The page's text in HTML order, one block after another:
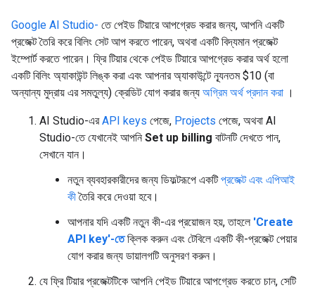
Google AI Studio- তে পেইড টিয়ারে আপগ্রেড করার জন্য, আপনি একটি
প্রজেক্ট তৈরি করে বিলিং সেট আপ করতে পারেন, অথবা একটি বিদ্যমান প্রজেক্ট
ইম্পোর্ট করতে পারেন। ফ্রি টিয়ার থেকে পেইড টিয়ারে আপগ্রেড করার অর্থ হলো
একটি বিলিং অ্যাকাউন্ট লিঙ্ক করা এবং আপনার অ্যাকাউন্টে ন্যূনতম $10 (বা
অন্যান্য মুদ্রায় এর সমতুল্য) ক্রেডিট যোগ করার জন্য অগ্রিম অর্থ প্রদান করা ।
AI Studio-এরAPI keys পেজে, Projects পেজে, অথবা AI
Studio-তে যেখানেই আপনি Set up billing বাটনটি দেখতে পান,
সেখানে যান।
নতুন ব্যবহারকারীদের জন্য ডিফল্টরূপে একটিপ্রজেক্ট এবং এপিআই
কীতৈরি করে দেওয়া হবে।
আপনার যদি একটি নতুন কী-এর প্রয়োজন হয়, তাহলে 'Create
API key'-তেক্লিক করুন এবং টেবিলে একটি কী-প্রজেক্ট পেয়ার
যোগ করার জন্য ডায়ালগটি অনুসরণ করুন।
যে ফ্রি টিয়ার প্রজেক্টটিকে আপনি পেইড টিয়ারে আপগ্রেড করতে চান, সেটি